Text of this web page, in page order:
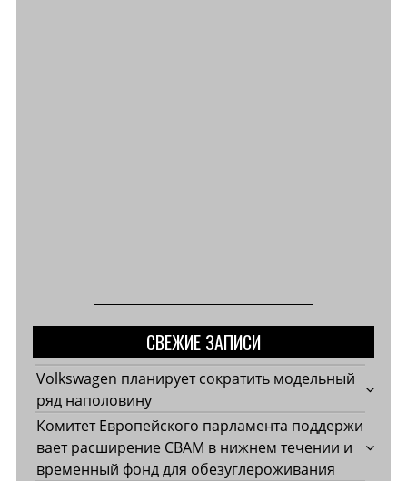
СВЕЖИЕ ЗАПИСИ
Volkswagen планирует сократить модельный
ряд наполовину
Комитет Европейского парламента поддержи
вает расширение CBAM в нижнем течении и
временный фонд для обезуглероживания